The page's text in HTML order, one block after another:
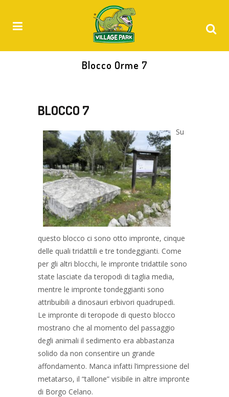
Blocco Orme 7
BLOCCO 7
Su
questo blocco ci sono otto impronte, cinque
delle quali tridattili e tre tondeggianti. Come
per gli altri blocchi, le impronte tridattile sono
state lasciate da teropodi di taglia media,
mentre le impronte tondeggianti sono
attribuibili a dinosauri erbivori quadrupedi.
Le impronte di teropode di questo blocco
mostrano che al momento del passaggio
degli animali il sedimento era abbastanza
solido da non consentire un grande
affondamento. Manca infatti l’impressione del
metatarso, il “tallone” visibile in altre impronte
di Borgo Celano.